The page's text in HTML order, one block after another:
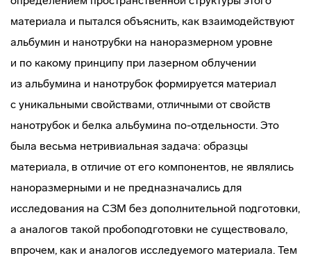
материала и пытался объяснить, как взаимодействуют
альбумин и нанотрубки на наноразмерном уровне
и по какому принципу при лазерном облучении
из альбумина и нанотрубок формируется материал
с уникальными свойствами, отличными от свойств
нанотрубок и белка альбумина по-отдельности. Это
была весьма нетривиальная задача: образцы
материала, в отличие от его компонентов, не являлись
наноразмерными и не предназначались для
исследования на СЗМ без дополнительной подготовки,
а аналогов такой пробоподготовки не существовало,
впрочем, как и аналогов исследуемого материала. Тем